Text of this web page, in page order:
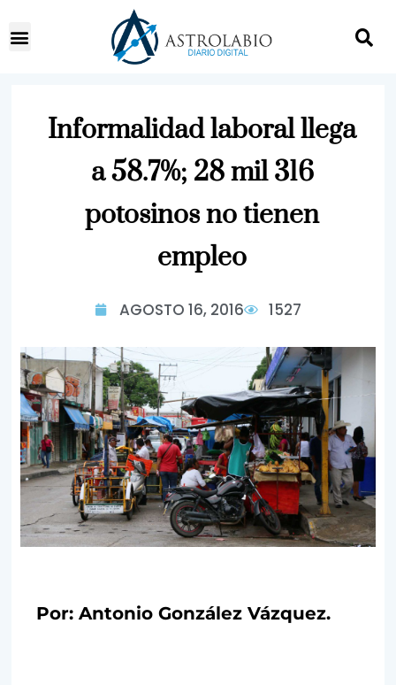
Informalidad laboral llega
a 58.7%; 28 mil 316
potosinos no tienen
empleo
AGOSTO 16, 2016 1527
Por: Antonio González Vázquez.